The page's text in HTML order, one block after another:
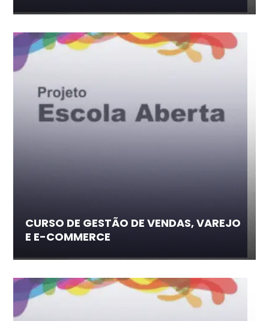
CURSO DE GESTÃO DE VENDAS, VAREJO
E E-COMMERCE